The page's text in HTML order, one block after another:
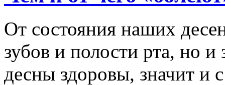
От состояния наших
зубов и полости рта, но и
десны здоровы, значит и